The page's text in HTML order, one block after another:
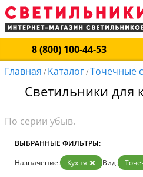
8 (800) 100-44-53
Главная / Каталог/Точечные
Светильники для
ВЫБРАННЫЕ ФИЛЬТРЫ:
Назначение: Кухня Вид: